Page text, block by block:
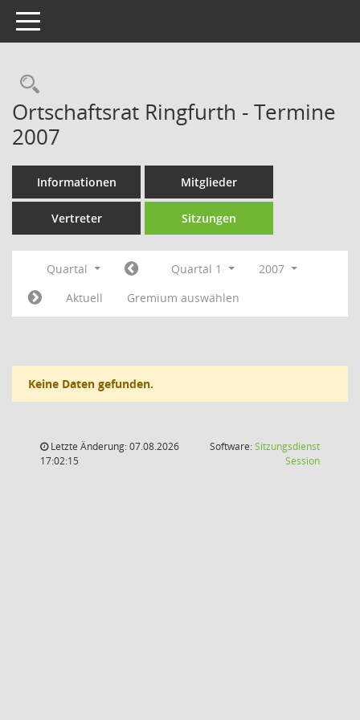
Toggle navigation
Rechercheauswahl
Ortschaftsrat Ringfurth - Termine
2007
Informationen Mitglieder
Vertreter Sitzungen
Quartal Quartal 1
2007
Aktuell
Gremium auswählen
Keine Daten gefunden.
Letzte Änderung: 07.08.2026
17:02:15
Software:Sitzungsdienst
Session(Wird in